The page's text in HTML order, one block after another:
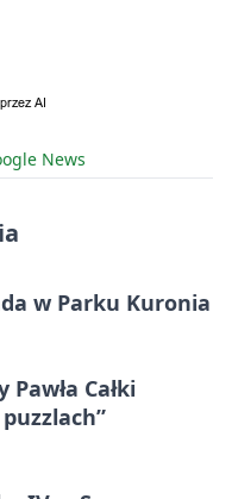
News
w Parku Kuronia
Całki